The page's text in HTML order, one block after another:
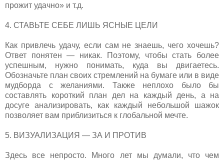
прожит удачно» и т.д.
4. СТАВЬТЕ СЕБЕ ЛИШЬ ЯСНЫЕ ЦЕЛИ
Как привлечь удачу, если сам не знаешь, чего хочешь?
Ответ понятен — никак. Поэтому, чтобы стать более
успешным, нужно понимать, куда вы двигаетесь.
Обозначьте план своих стремлений на бумаге или в виде
мудборда с желаниями. Также неплохо было бы
составлять короткий план дел на каждый день, а на
досуге анализировать, как каждый небольшой шажок
позволяет вам приблизиться к глобальной мечте.
5. ВИЗУАЛИЗАЦИЯ — ЗА И ПРОТИВ
Здесь все непросто. Много лет мы думали, что чем